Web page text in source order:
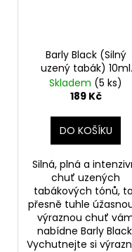
Barly Black (Silný
uzený tabák) 10ml
6mg
Skladem (5 ks)
189 Kč
DO KOŠÍKU
Silná, plná a
chuť uzených
tabákových tónů,
přesně tuhle
výraznou chuť
nabídne Barly
Vychutnejte si